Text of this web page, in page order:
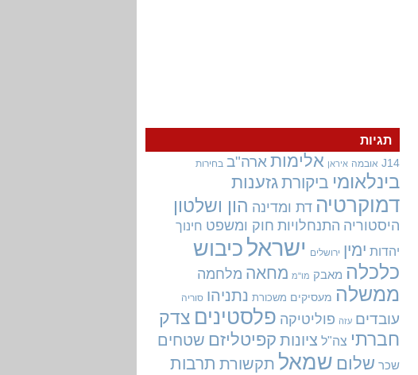
תגיות
J14 אובמה איראן אלימות ארה"ב בחירות
בינלאומי ביקורתגזענות
דמוקרטיה דת ומדינה הון ושלטון
היסטוריה התנחלויות חוק ומשפט חינוך
יהדות ימין ירושלים ישראל כיבוש
כלכלה מאבק מו"מ מחאה מלחמה
ממשלה מעסיקים משכורת נתניהו סוריה
עובדים עזה פוליטיקה פלסטינים צדק
חברתי צה"ל ציונות קפיטליזם שטחים
שכר שלום שמאל תקשורת תרבות